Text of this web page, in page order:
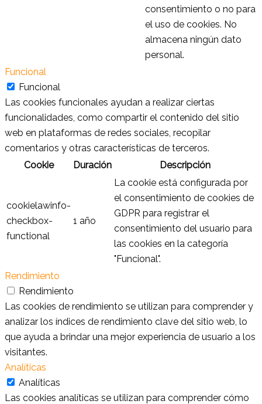
consentimiento o no para
el uso de cookies. No
almacena ningún dato
personal.
Funcional
Funcional
Las cookies funcionales ayudan a realizar ciertas
funcionalidades, como compartir el contenido del sitio
web en plataformas de redes sociales, recopilar
comentarios y otras características de terceros.
Cookie
Duración Descripción
cookielawinfo-
checkbox-
functional
1 año
La cookie está configurada por
el consentimiento de cookies de
GDPR para registrar el
consentimiento del usuario para
las cookies en la categoría
"Funcional".
Rendimiento
Rendimiento
Las cookies de rendimiento se utilizan para comprender y
analizar los índices de rendimiento clave del sitio web, lo
que ayuda a brindar una mejor experiencia de usuario a los
visitantes.
Analíticas
Analíticas
Las cookies analíticas se utilizan para comprender cómo